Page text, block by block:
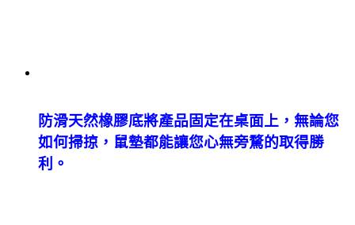
防滑天然橡膠底將產品固定在桌面上，無論您
如何掃掠，鼠墊都能讓您心無旁騖的取得勝
利。